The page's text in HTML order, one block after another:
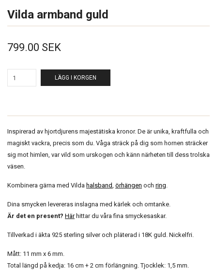
Vilda armband guld
799.00 SEK
LÄGG I KORGEN
Inspirerad av hjortdjurens majestätiska kronor. De är unika, kraftfulla och
magiskt vackra, precis som du. Våga sträck på dig som hornen sträcker
sig mot himlen, var vild som urskogen och känn närheten till dess trolska
väsen.
Kombinera gärna med Vilda halsband, örhängen och ring.
Dina smycken levereras inslagna med kärlek och omtanke.
Är det en present? Härhittar du våra fina smyckesaskar.
Tillverkad i äkta 925 sterling silver och pläterad i 18K guld. Nickelfri.
Mått: 11 mm x 6 mm.
Total längd på kedja: 16 cm + 2 cm förlängning. Tjocklek: 1,5 mm.